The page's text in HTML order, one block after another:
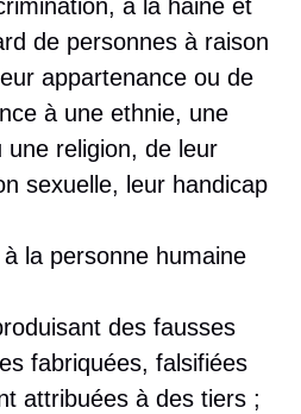
à la haine et
de personnes à raison
appartenance ou de
à une ethnie, une
religion, de leur
sexuelle, leur handicap
la personne humaine
des fausses
fabriquées, falsifiées
attribuées à des tiers ;